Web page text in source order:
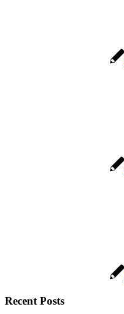
Recent Posts